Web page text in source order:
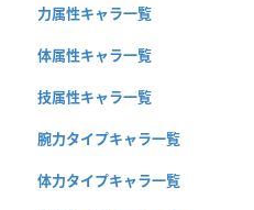
力属性キャラ一覧
体属性キャラ一覧
技属性キャラ一覧
腕力タイプキャラ一覧
体力タイプキャラ一覧